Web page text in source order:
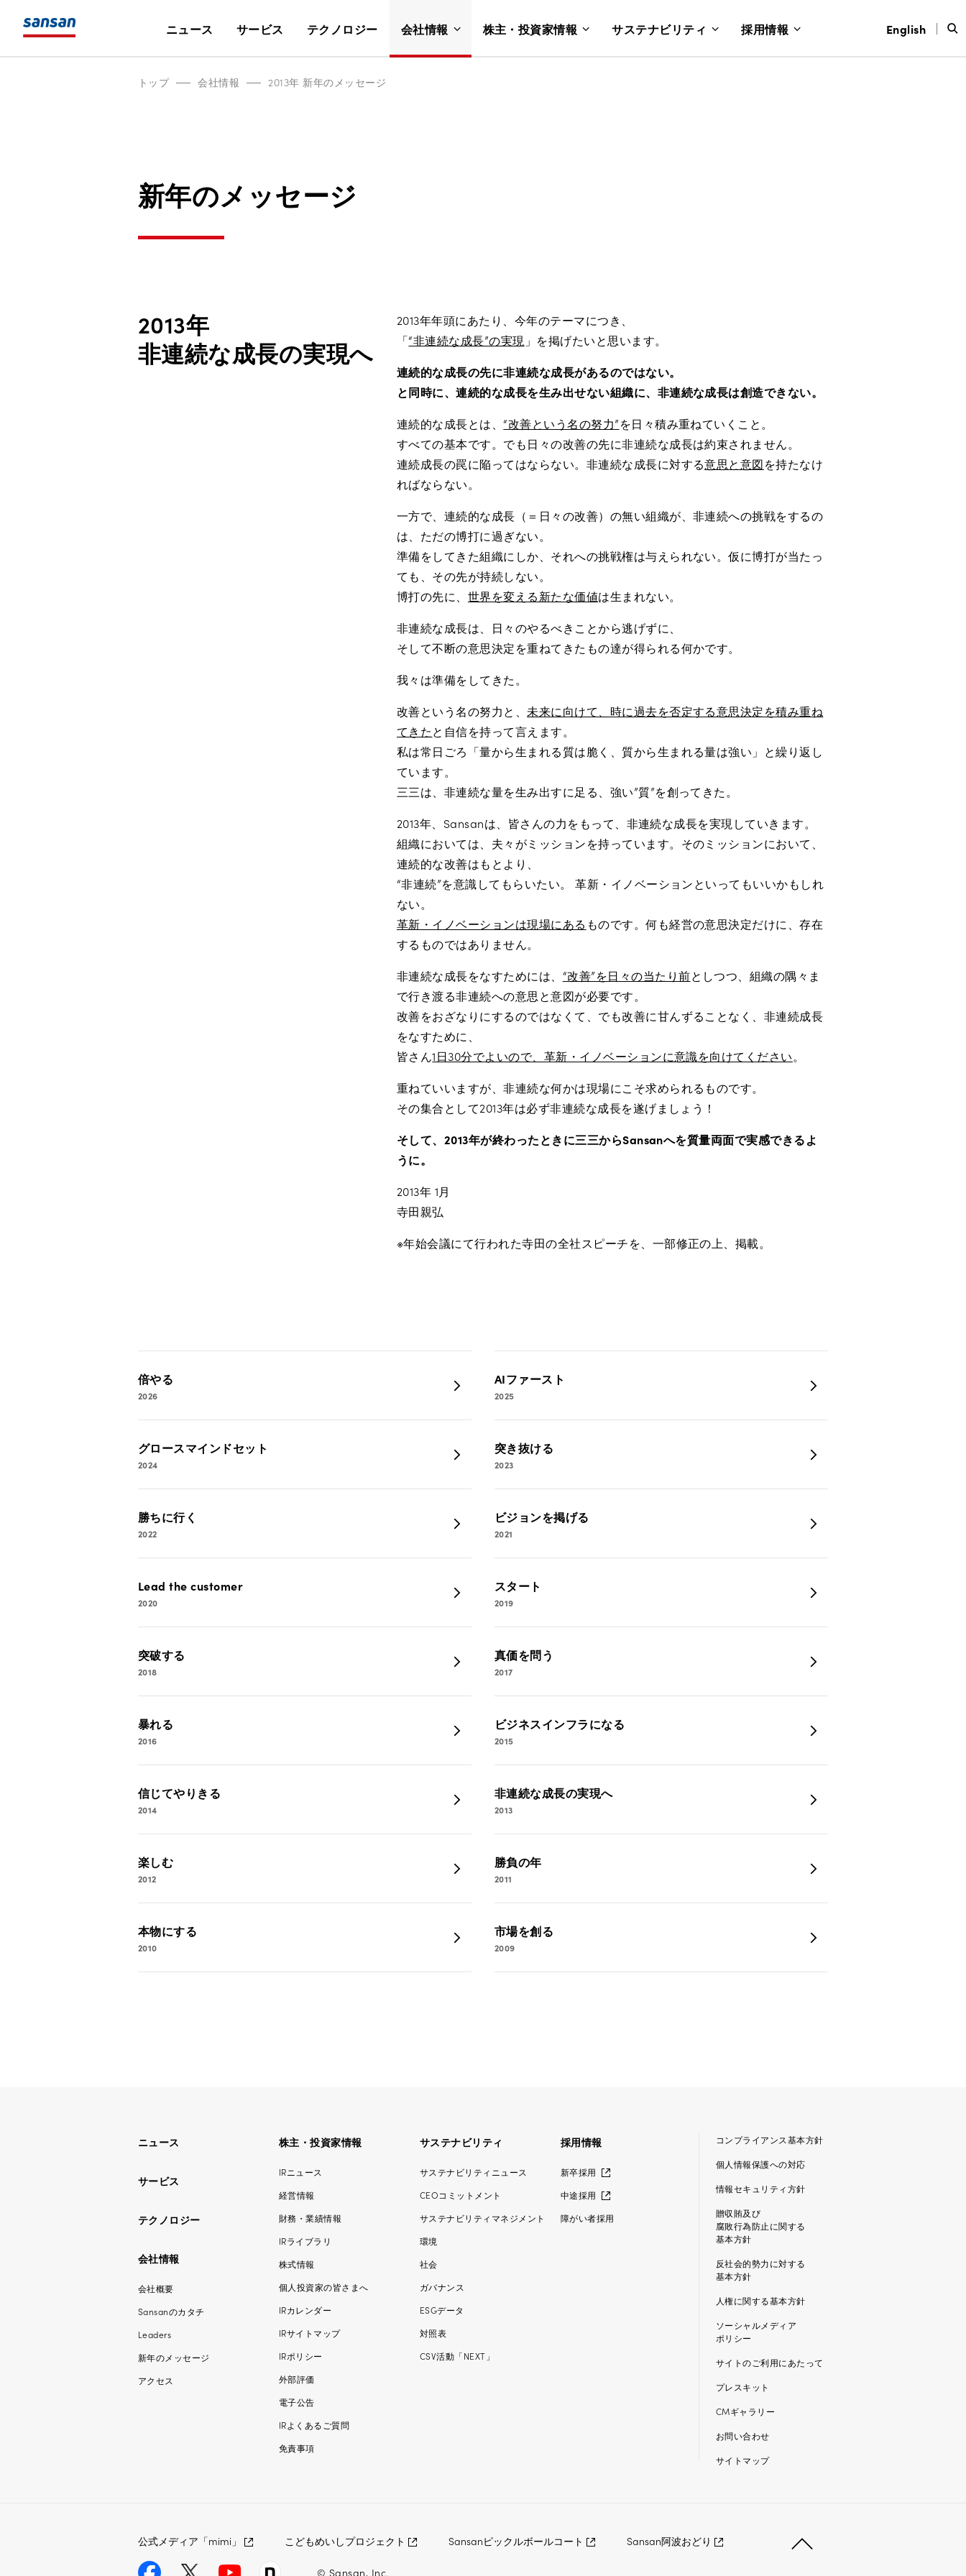
ニュース サービス テクノロジー 会社情報 株主・投資家情報 サステナビリティ 採用情報 English
トップ 会社情報 2013年 新年のメッセージ
新年のメッセージ
2013年
非連続な成長の実現へ
2013年年頭にあたり、今年のテーマにつき、
「“非連続な成長”の実現 」を掲げたいと思います。
連続的な成長の先に非連続な成長があるのではない。
と同時に、連続的な成長を生み出せない組織に、非連続な成長は創造できない。
連続的な成長とは、 “改善という名の努力”を日々積み重ねていくこと。
すべての基本です。でも日々の改善の先に非連続な成長は約束されません。
連続成長の罠に陥ってはならない。非連続な成長に対する意思と意図を持たなけ
ればならない。
一方で、連続的な成長（＝日々の改善）の無い組織が、非連続への挑戦をするの
は、ただの博打に過ぎない。
準備をしてきた組織にしか、それへの挑戦権は与えられない。仮に博打が当たっ
ても、その先が持続しない。
博打の先に、 世界を変える新たな価値は生まれない。
非連続な成長は、日々のやるべきことから逃げずに、
そして不断の意思決定を重ねてきたもの達が得られる何かです。
我々は準備をしてきた。
改善という名の努力と、 未来に向けて、時に過去を否定する意思決定を積み重ね
てきたと自信を持って言えます。
私は常日ごろ「量から生まれる質は脆く、質から生まれる量は強い」と繰り返し
ています。
三三は、非連続な量を生み出すに足る、強い”質”を創ってきた。
2013年、Sansanは、皆さんの力をもって、非連続な成長を実現していきます。
組織においては、夫々がミッションを持っています。そのミッションにおいて、
連続的な改善はもとより、
“非連続”を意識してもらいたい。 革新・イノベーションといってもいいかもしれ
ない。
革新・イノベーションは現場にある ものです。何も経営の意思決定だけに、存在
するものではありません。
非連続な成長をなすためには、 “改善”を日々の当たり前としつつ、組織の隅々ま
で行き渡る非連続への意思と意図が必要です。
改善をおざなりにするのではなくて、でも改善に甘んずることなく、非連続成長
をなすために、
皆さん1日30分でよいので、革新・イノベーションに意識を向けてください。
重ねていいますが、非連続な何かは現場にこそ求められるものです。
その集合として2013年は必ず非連続な成長を遂げましょう！
そして、2013年が終わったときに三三からSansanへを質量両面で実感できるよ
うに。
2013年 1月
寺田親弘
※年始会議にて行われた寺田の全社スピーチを、一部修正の上、掲載。
倍やる
2026
AIファースト
2025
グロースマインドセット
2024
突き抜ける
2023
勝ちに行く
2022
ビジョンを掲げる
2021
Lead the customer
2020
スタート
2019
突破する
2018
真価を問う
2017
暴れる
2016
ビジネスインフラになる
2015
信じてやりきる
2014
非連続な成長の実現へ
2013
楽しむ
2012
勝負の年
2011
本物にする
2010
市場を創る
2009
ニュース
サービス
テクノロジー
会社情報
会社概要
Sansanのカタチ
Leaders
新年のメッセージ
アクセス
株主・投資家情報
IRニュース
経営情報
財務・業績情報
IRライブラリ
株式情報
個人投資家の皆さまへ
IRカレンダー
IRサイトマップ
IRポリシー
外部評価
電子公告
IRよくあるご質問
免責事項
サステナビリティ
サステナビリティニュース
CEOコミットメント
サステナビリティマネジメント
環境
社会
ガバナンス
ESGデータ
対照表
CSV活動「NEXT」
採用情報
新卒採用
中途採用
障がい者採用
コンプライアンス基本方針
個人情報保護への対応
情報セキュリティ方針
贈収賄及び
腐敗行為防止に関する
基本方針
反社会的勢力に対する
基本方針
人権に関する基本方針
ソーシャルメディア
ポリシー
サイトのご利用にあたって
プレスキット
CMギャラリー
お問い合わせ
サイトマップ
公式メディア「mimi」 こどもめいしプロジェクト Sansanピックルボールコート Sansan阿波おどり
© Sansan, Inc.